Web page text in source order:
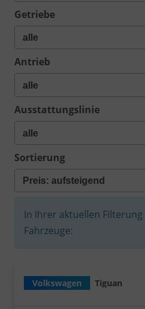
Getriebe
Antrieb
Ausstattungslinie
Sortierung
In Ihrer aktuellen
Fahrzeuge:
Volkswagen Tiguan